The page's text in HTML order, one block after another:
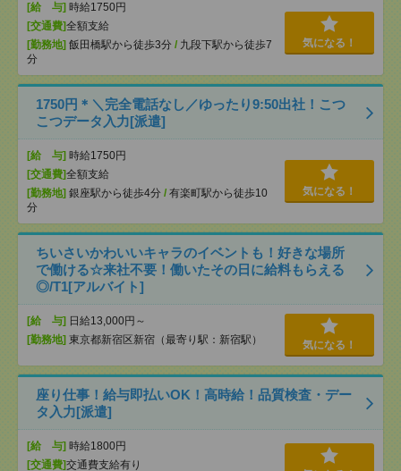
[給 与] 時給1750円
[交通費]全額支給
[勤務地] 飯田橋駅から徒歩3分 / 九段下駅から徒歩7
分
気になる！
1750円＊＼完全電話なし／ゆったり9:50出社！こつ
こつデータ入力[派遣]
[給 与] 時給1750円
[交通費]全額支給
[勤務地] 銀座駅から徒歩4分 / 有楽町駅から徒歩10
分
気になる！
ちいさいかわいいキャラのイベントも！好きな場所
で働ける☆来社不要！働いたその日に給料もらえる
◎/T1[アルバイト]
[給 与] 日給13,000円～
[勤務地] 東京都新宿区新宿（最寄り駅：新宿駅） 気になる！
座り仕事！給与即払いOK！高時給！品質検査・デー
タ入力[派遣]
[給 与] 時給1800円
[交通費]交通費支給有り